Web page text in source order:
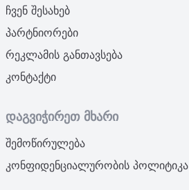
ჩვენ შესახებ
პარტნიორები
რეკლამის განთავსება
კონტაქტი
დაგვიჭირეთ მხარი
შემოწირულება
კონფიდენციალურობის პოლიტიკა